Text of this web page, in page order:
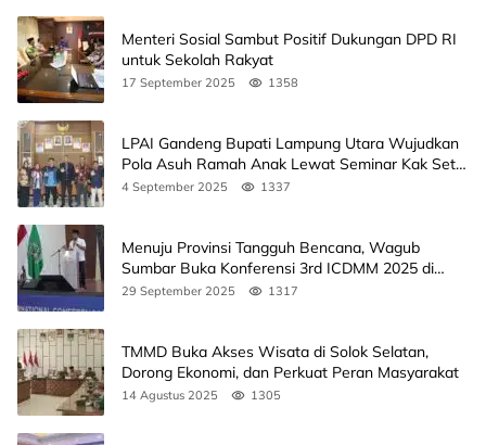
Menteri Sosial Sambut Positif Dukungan DPD RI
untuk Sekolah Rakyat
17 September 2025 1358
LPAI Gandeng Bupati Lampung Utara Wujudkan
Pola Asuh Ramah Anak Lewat Seminar Kak Seto,
Ini Jadwalnya
4 September 2025 1337
Menuju Provinsi Tangguh Bencana, Wagub
Sumbar Buka Konferensi 3rd ICDMM 2025 di
Unand
29 September 2025 1317
TMMD Buka Akses Wisata di Solok Selatan,
Dorong Ekonomi, dan Perkuat Peran Masyarakat
14 Agustus 2025 1305